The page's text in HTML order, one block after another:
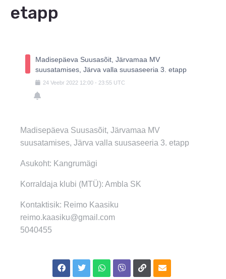
etapp
Madisepäeva Suusasõit, Järvamaa MV
suusatamises, Järva valla suusaseeria 3. etapp
24 Veebr 2022 12:00 - 23:55 UTC
Madisepäeva Suusasõit, Järvamaa MV
suusatamises, Järva valla suusaseeria 3. etapp
Asukoht: Kangrumägi
Korraldaja klubi (MTÜ): Ambla SK
Kontaktisik: Reimo Kaasiku
reimo.kaasiku@gmail.com
5040455